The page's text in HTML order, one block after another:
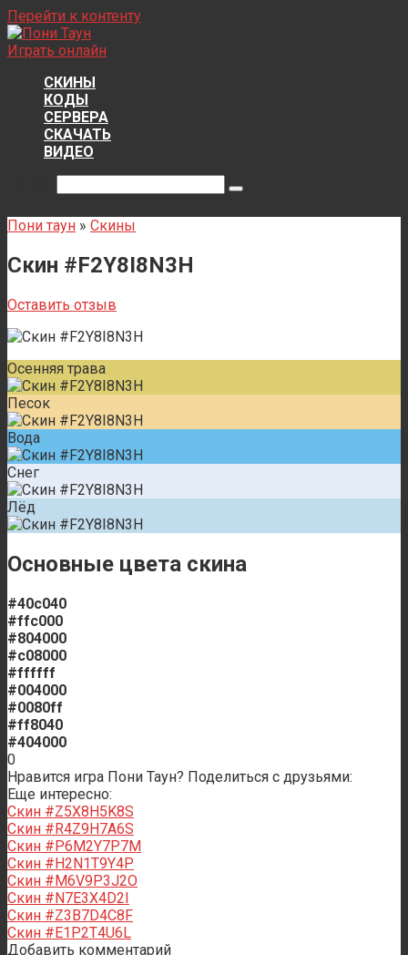
Перейти к контенту
Играть онлайн
СКИНЫ
КОДЫ
СЕРВЕРА
СКАЧАТЬ
ВИДЕО
Пони таун » Скины
Скин #F2Y8I8N3H
Оставить отзыв
Осенняя трава
Песок
Вода
Снег
Лёд
Основные цвета скина
#40c040
#ffc000
#804000
#c08000
#ffffff
#004000
#0080ff
#ff8040
#404000
0
Нравится игра Пони Таун? Поделиться с друзьями:
Еще интересно:
Скин #Z5X8H5K8S
Скин #R4Z9H7A6S
Скин #P6M2Y7P7M
Скин #H2N1T9Y4P
Скин #M6V9P3J2O
Скин #N7E3X4D2I
Скин #Z3B7D4C8F
Скин #E1P2T4U6L
Добавить комментарий